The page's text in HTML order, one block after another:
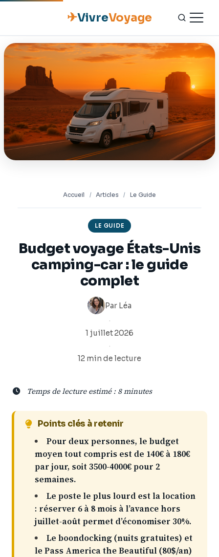
✈VivreVoyage
ACCUEIL
ESCAPADES
NATURE
GASTRONOMIE
CULTURE
Accueil / Articles / Le Guide
LE GUIDE
Budget voyage États-Unis
camping-car : le guide
complet
Par Léa
·
1 juillet 2026
·
12 min de lecture
Temps de lecture estimé : 8 minutes
Points clés à retenir
Pour deux personnes, le budget
moyen tout compris est de 140€ à 180€
par jour, soit 3500-4000€ pour 2
semaines.
Le poste le plus lourd est la location
: réserver 6 à 8 mois à l’avance hors
juillet-août permet d’économiser 30%.
Le boondocking (nuits gratuites) et
le Pass America the Beautiful (80$/an)